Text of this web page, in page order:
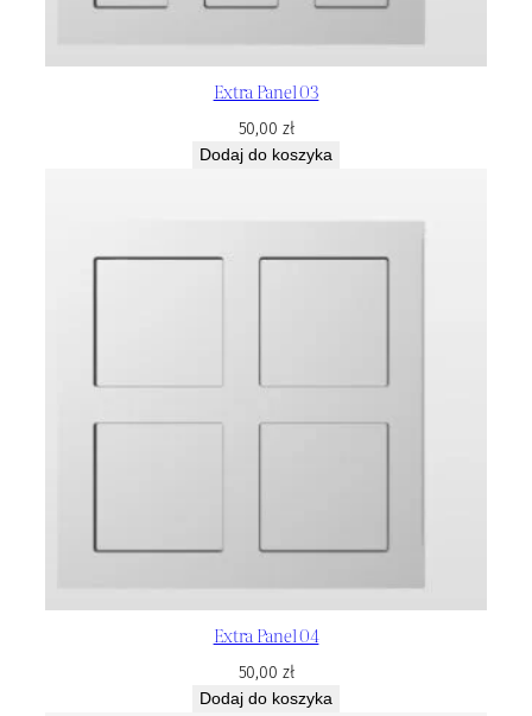
Extra Panel 03
50,00 zł
Dodaj do koszyka
Extra Panel 04
50,00 zł
Dodaj do koszyka